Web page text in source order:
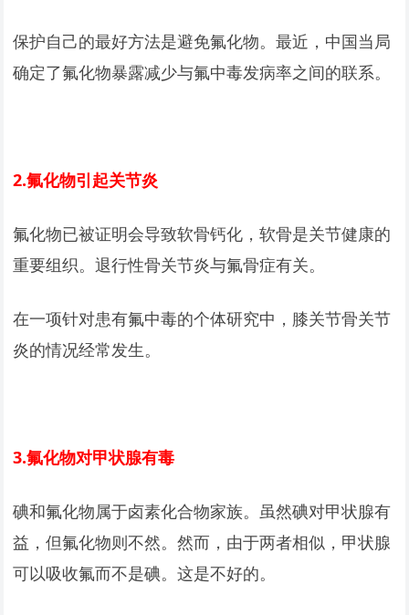
保护自己的最好方法是避免氟化物。最近，中国当局
确定了氟化物暴露减少与氟中毒发病率之间的联系。
2.氟化物引起关节炎
氟化物已被证明会导致软骨钙化，软骨是关节健康的
重要组织。退行性骨关节炎与氟骨症有关。
在一项针对患有氟中毒的个体研究中，膝关节骨关节
炎的情况经常发生。
3.氟化物对甲状腺有毒
碘和氟化物属于卤素化合物家族。虽然碘对甲状腺有
益，但氟化物则不然。然而，由于两者相似，甲状腺
可以吸收氟而不是碘。这是不好的。